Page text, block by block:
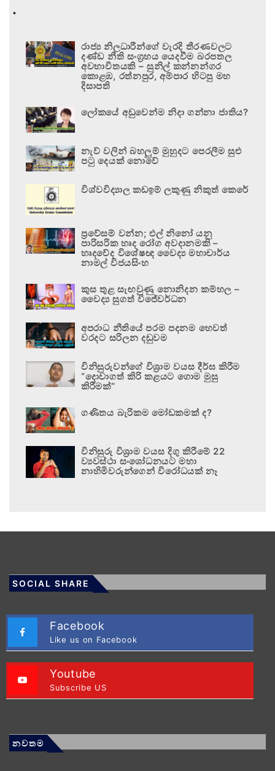
.
රාජ්‍ය නිලධාරීන්ගේ වැරදි තීරණවලට
දණ්ඩ නීති සංග්‍රහය යෙදවීම බරපතල
අවභාවිතයකි – සුනිල් කන්නන්ගර
කොළඹ, රත්නපුර, අම්පාර හිටපු මහ
දිසාපති
ලෝකයේ අඩුවෙන්ම නිදා ගන්නා ජාතිය?
නැව් වලින් බහලුම් මුහුදට පෙරලීම සුළු
පටු දෙයක් නොවේ
විශ්වවිද්‍යාල කඩඉම් ලකුණු නිකුත් කෙරේ
ප්‍රවේසම් වන්න; එල් නිනෝ යනු
පාරිසරික හෘද රෝග අවදානමකි –
හෘදවේද විශේෂඥ වෛද්‍ය මහාචාර්ය
නාමල් විජයසිංහ
කුස තුළ සැඟවුණු නොනිදන කම්හල –
වෛද්‍ය සුගත් විජේවර්ධන
අපරාධ නීතියේ පරම පදනම හෙවත්
වරදට සරිලන දඬුවම
විනිසුරුවන්ගේ විශ්‍රාම වයස දීර්ඝ කිරීම
“දොවාගත් කිරි කළයට ගොම මුසු
කිරීමක්”
ගණිතය බැරිකම මෝඩකමක් ද?
විනිසුරු විශ්‍රාම වයස දිගු කිරීමේ 22
ව්‍යවස්ථා සංශෝධනයට මහා
නාහිමිවරුන්ගෙන් විරෝධයක් නෑ
SOCIAL SHARE
Facebook
Like us on Facebook
Youtube
Subscribe US
නවතම